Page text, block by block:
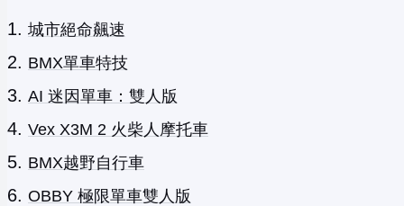
城市絕命飆速
BMX單車特技
AI 迷因單車：雙人版
Vex X3M 2 火柴人摩托車
BMX越野自行車
OBBY 極限單車雙人版